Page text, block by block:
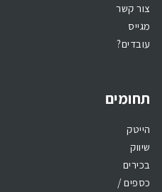
צור קשר
מגייס
עובדים?
תחומים
הייטק
שיווק
בכירים
כספים /